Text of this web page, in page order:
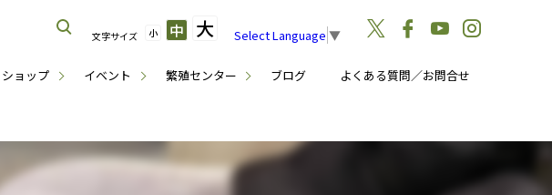
ョップ イベント 繁殖センター ブログ よくある質問／お問合せ
文字サイズ 小 中 大 Select Language ▼